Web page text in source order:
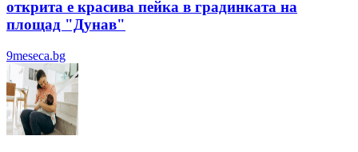
открита е красива пейка в градинката на
площад "Дунав"
9meseca.bg